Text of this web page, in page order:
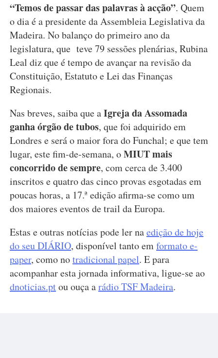
“Temos de passar das palavras à acção”. Quem
o dia é a presidente da Assembleia Legislativa da
Madeira. No balanço do primeiro ano da
legislatura, que teve 79 sessões plenárias, Rubina
Leal diz que é tempo de avançar na revisão da
Constituição, Estatuto e Lei das Finanças
Regionais.
Nas breves, saiba que aIgreja da Assomada
ganha órgão de tubos, que foi adquirido em
Londres e será o maior fora do Funchal; e que tem
lugar, este fim-de-semana, oMIUT mais
concorrido de sempre, com cerca de 3.400
inscritos e quatro das cinco provas esgotadas em
poucas horas, a 17.ª edição afirma-se como um
dos maiores eventos de trail da Europa.
Estas e outras notícias pode ler naedição de hoje
do seu DIÁRIO, disponível tanto emformato e-
paper, como notradicional papel. E para
acompanhar esta jornada informativa, ligue-se ao
dnoticias.ptou ouça arádio TSF Madeira.